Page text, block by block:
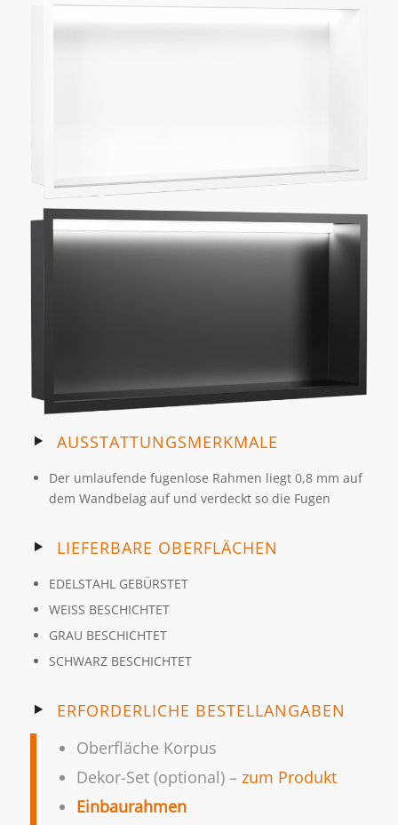
AUSSTATTUNGSMERKMALE
Der umlaufende fugenlose Rahmen liegt 0,8 mm auf
dem Wandbelag auf und verdeckt so die Fugen
LIEFERBARE OBERFLÄCHEN
EDELSTAHL GEBÜRSTET
WEISS BESCHICHTET
GRAU BESCHICHTET
SCHWARZ BESCHICHTET
ERFORDERLICHE BESTELLANGABEN
Oberfläche Korpus
Dekor-Set (optional) – zum Produkt
Einbaurahmen